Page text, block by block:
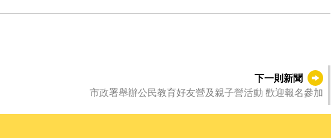
下一則新聞
市政署舉辦公民教育好友營及親子營活動 歡迎報名參加